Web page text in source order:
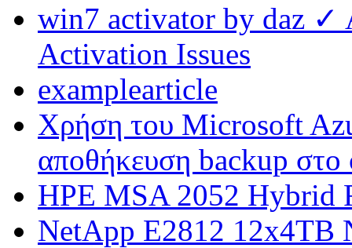
win7 activator by daz ✓
Activation Issues
examplearticle
Χρήση του Microsoft
αποθήκευση backup στο
HPE MSA 2052 Hybrid
NetApp E2812 12x4TB